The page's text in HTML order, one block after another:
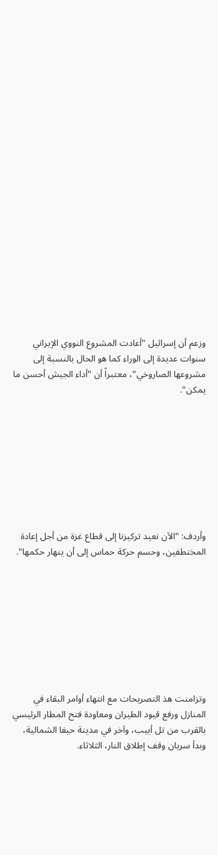
وزعم أن إسرائيل "أعادت المشروع النووي الإيراني
سنوات عديدة إلى الوراء كما هو الحال بالنسبة إلى
مشروعها الصاروخي"، معتبراً أن "أداء الجيش أحسن ما
يمكن".
وأردف: "الآن نعيد تركيزنا إلى قطاع غزة من أجل إعادة
المختطفين، وحسم حركة حماس إلى أن ينهار حكمها".
وتزامنت هذ التصريحات مع انتهاء أوامر البقاء في
المنازل ورفع قيود الطيران ومعاودة فتح المطار الرئيسي
بالقرب من تل أبيب، وآخر في مدينة حيفا الشمالية،
وبدأ سريان وقف إطلاق النار، الثلاثاء.